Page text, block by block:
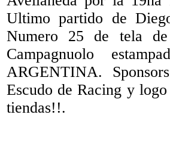
Ultimo partido de
Numero 25 de tela
Campagnuolo
ARGENTINA.
Escudo de Racing y
tiendas!!.